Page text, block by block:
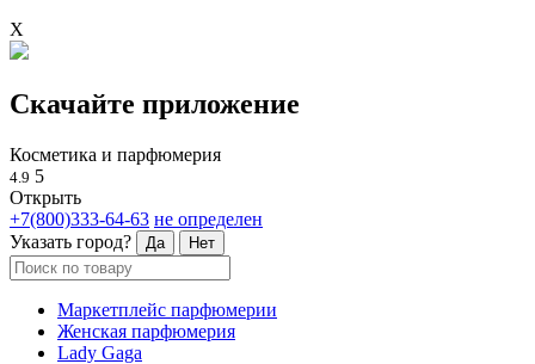
X
Скачайте приложение
Косметика и парфюмерия
4.9 5
Открыть
+7(800)333-64-63 не определен
Указать город?
Да Нет
Маркетплейс парфюмерии
Женская парфюмерия
Lady Gaga